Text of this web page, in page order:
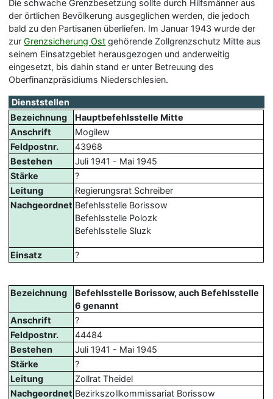
Die schwache Grenzbesetzung sollte durch Hilfsmänner aus
der örtlichen Bevölkerung ausgeglichen werden, die jedoch
bald zu den Partisanen überliefen. Im Januar 1943 wurde der
zurGrenzsicherung Ost gehörende Zollgrenzschutz Mitte aus
seinem Einsatzgebiet herausgezogen und anderweitig
eingesetzt, bis dahin stand er unter Betreuung des
Oberfinanzpräsidiums Niederschlesien.
Dienststellen
Bezeichnung
Hauptbefehlsstelle Mitte
Anschrift
Mogilew
Feldpostnr.
43968
Bestehen
Juli 1941 - Mai 1945
Stärke
?
Leitung
Regierungsrat Schreiber
Nachgeordnet Befehlsstelle Borissow
Befehlsstelle Polozk
Befehlsstelle Sluzk
Einsatz ?
Bezeichnung
Befehlsstelle Borissow, auch Befehlsstelle
6 genannt
Anschrift
?
Feldpostnr.
44484
Bestehen
Juli 1941 - Mai 1945
Stärke
?
Leitung
Zollrat Theidel
Nachgeordnet Bezirkszollkommissariat Borissow